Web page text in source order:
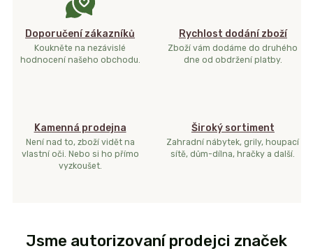
Doporučení zákazníků
Koukněte na nezávislé
hodnocení našeho obchodu.
Rychlost dodání zboží
Zboží vám dodáme do druhého
dne od obdržení platby.
Kamenná prodejna
Není nad to, zboží vidět na
vlastní oči. Nebo si ho přímo
vyzkoušet.
Široký sortiment
Zahradní nábytek, grily, houpací
sítě, dům-dílna, hračky a další.
Jsme autorizovaní prodejci značek